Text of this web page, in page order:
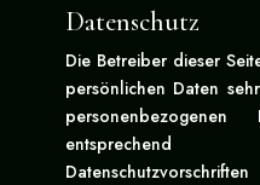
Datenschutz
Die Betreiber dieser
persönlichen Daten
entsprechend